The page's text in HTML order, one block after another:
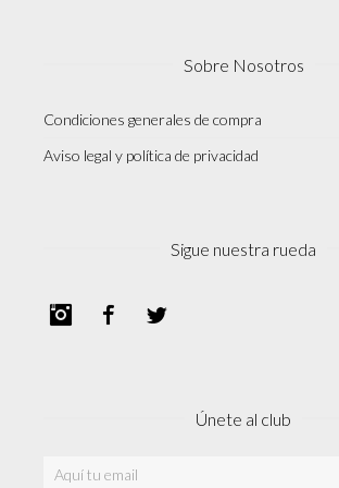
Sobre Nosotros
Condiciones generales de compra
Aviso legal y política de privacidad
Sigue nuestra rueda
InstagramFacebook
Únete al club